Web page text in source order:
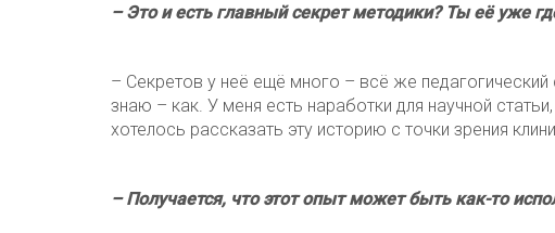
– Это и есть главный секрет методики? Ты её уже
– Секретов у неё ещё много – всё же
знаю – как. У меня есть наработки для научной
хотелось рассказать эту историю с точки зрения
– Получается, что этот опыт может быть как-то